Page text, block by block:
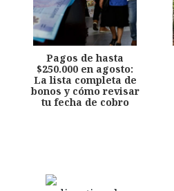
Pagos de hasta
$250.000 en agosto:
La lista completa de
bonos y cómo revisar
tu fecha de cobro